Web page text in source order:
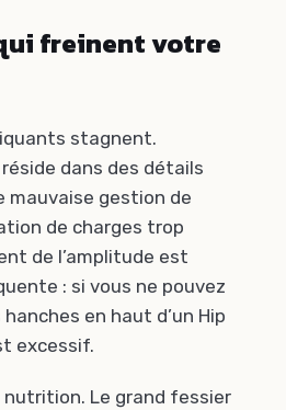
freinent votre
stagnent.
dans des détails
mauvaise gestion de
de charges trop
de l’amplitude est
: si vous ne pouvez
en haut d’un Hip
excessif.
nutrition. Le grand fessier